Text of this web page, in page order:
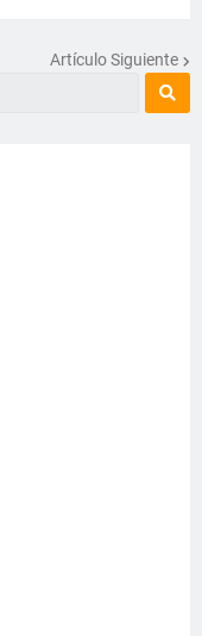
Artículo Siguiente